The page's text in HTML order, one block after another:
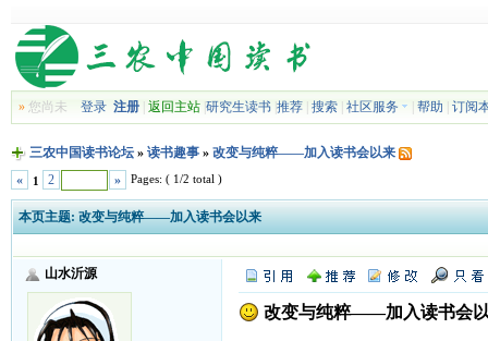
»您尚未 登录 注册| 返回主站| 研究生读书| 推荐| 搜索| 社区服务 帮助 订阅
三农中国读书论坛» 读书趣事» 改变与纯粹——加入读书会以来
«
1 2 » Pages: ( 1/2 total )
本页主题: 改变与纯粹——加入读书会以来
山水沂源
改变与纯粹——加入读书会